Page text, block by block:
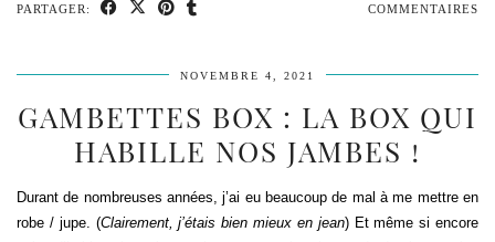
PARTAGER: COMMENTAIRES
NOVEMBRE 4, 2021
GAMBETTES BOX : LA BOX QUI
HABILLE NOS JAMBES !
Durant de nombreuses années, j’ai eu beaucoup de mal à me mettre en
robe / jupe. (Clairement, j’étais bien mieux en jean) Et même si encore